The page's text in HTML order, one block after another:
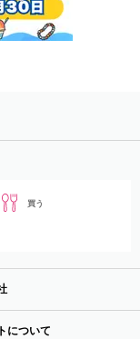
買う
について